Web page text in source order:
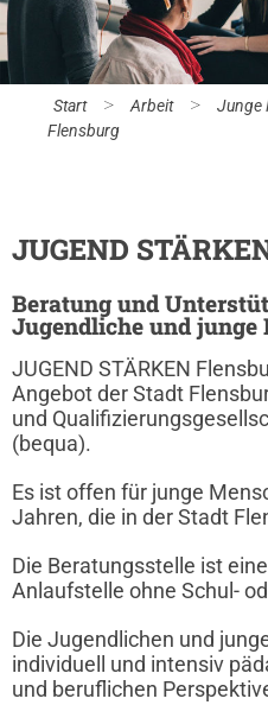
Start > Arbeit > Junge
Flensburg
JUGEND
Beratung und
Jugendliche und junge
JUGEND STÄRKEN
Angebot der Stadt
und
(bequa).
Es ist offen für junge
Jahren, die in der Stadt
Die Beratungsstelle ist
Anlaufstelle ohne Schul-
Die Jugendlichen und
individuell und intensiv
und beruflichen